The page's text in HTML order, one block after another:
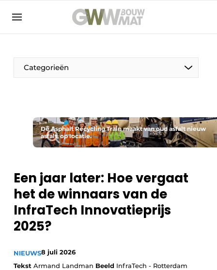
NL EN
Categorieën
De Pen
Vrouw in de bouw
De Asphalt Recycling Train maakt van oud asfalt nieuw
asfalt, op locatie.
Een jaar later: Hoe vergaat
het de winnaars van de
InfraTech Innovatieprijs
2025?
NIEUWS8 juli 2026
Tekst Armand Landman Beeld InfraTech - Rotterdam